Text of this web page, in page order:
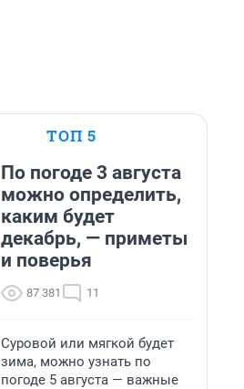
ТОП 5
По погоде 3 августа
можно определить,
каким будет
декабрь, — приметы
и поверья
87 381 11
Суровой или мягкой будет
зима, можно узнать по
погоде 5 августа — важные